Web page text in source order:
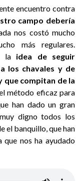
encuentro contra
campo debería
nos costó mucho
más regulares.
la idea de seguir
los chavales y de
compitan de la
método eficaz para
han dado un gran
digno todos los
el banquillo, que han
que nos ha ayudado